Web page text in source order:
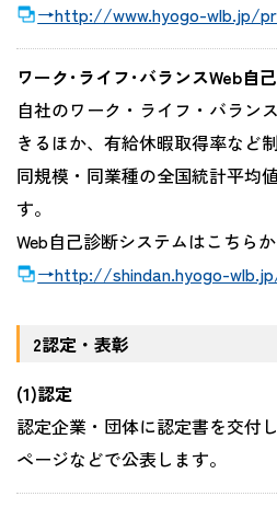
→http://www.hyogo-wlb.jp/
ワーク･ライフ･バランスWeb自
自社のワーク・ライフ・バラン
きるほか、有給休暇取得率など
同規模・同業種の全国統計平均
す。
Web自己診断システムはこちらか
→http://shindan.hyogo-
2認定・表彰
(1)認定
認定企業・団体に認定書を交付
ページなどで公表します。